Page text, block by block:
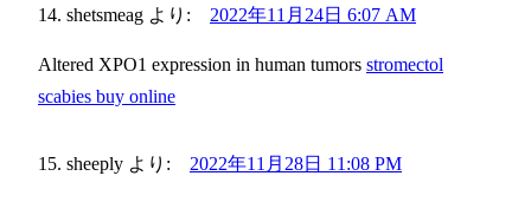
shetsmeag より: 2022年11月24日 6:07 AM
Altered XPO1 expression in human tumors stromectol
scabies buy online
sheeply より: 2022年11月28日 11:08 PM